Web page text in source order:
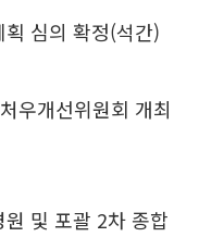
심의 확정(석간)
우개선위원회 개최
및 포괄 2차 종합